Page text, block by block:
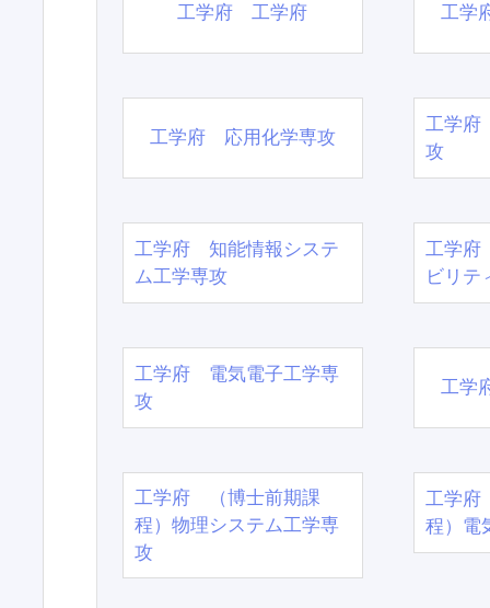
工学府 工学府 工学
工学府 応用化学専攻
工学府
攻
工学府 知能情報システ
ム工学専攻
工学府
ビリテ
工学府 電気電子工学専
攻
工学
工学府 （博士前期課
程）物理システム工学専
攻
工学
程）電